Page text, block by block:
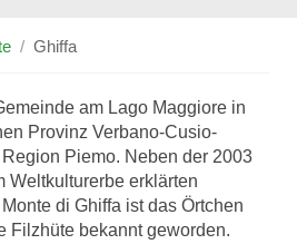
Ghiffa
am Lago Maggiore in
Provinz Verbano-Cusio-
Piemo. Neben der 2003
Weltkulturerbe erklärten
di Ghiffa ist das Örtchen
Filzhüte bekannt geworden.